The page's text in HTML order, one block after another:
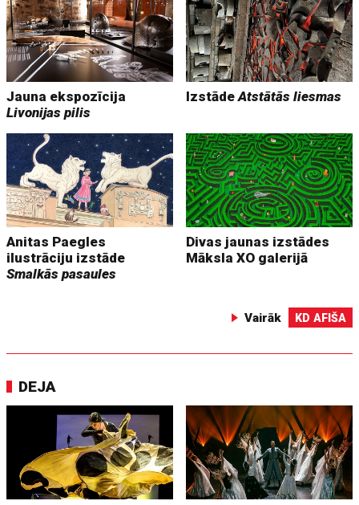
Jauna ekspozīcija
Livonijas pilis
IzstādeAtstātās liesmas
Anitas Paegles
ilustrāciju izstāde
Smalkās pasaules
Divas jaunas izstādes
Māksla XO galerijā
Vairāk KD AFIŠA
DEJA